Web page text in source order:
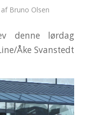
af Bruno Olsen
denne lørdag
Åke Svanstedt